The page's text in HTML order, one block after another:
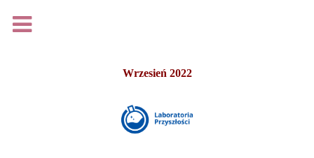
ochrony osób fizycznych w związku z przetwarzaniem
takich danych oraz uchylenia dyrektywy 95/46/WE, (Dz. Urz.
Wrzesień 2022